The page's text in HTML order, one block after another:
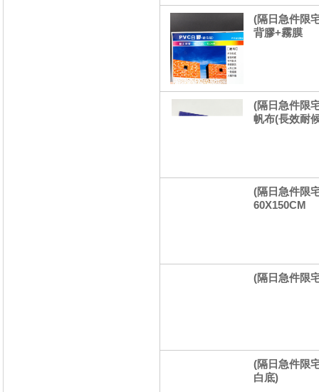
(隔日急件限
背膠+霧膜
(隔日急件限
帆布(長效耐
(隔日急件限
60X150CM
(隔日急件限
(隔日急件限
白底)